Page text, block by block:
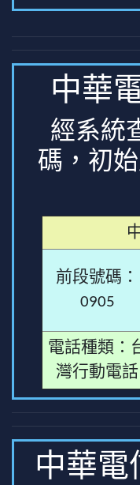
中華
經系統
碼，初
前段號碼：
0905
電話種類：
灣行動電話
中華電